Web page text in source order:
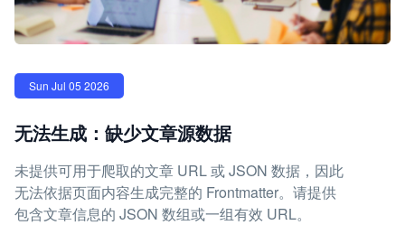
Sun Jul 05 2026
无法生成：缺少文章源数据
未提供可用于爬取的文章 URL 或 JSON 数据，因此
无法依据页面内容生成完整的 Frontmatter。请提供
包含文章信息的 JSON 数组或一组有效 URL。